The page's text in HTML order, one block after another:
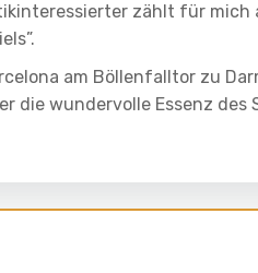
zählt für mich
am Böllenfalltor zu
die wundervolle Essenz des